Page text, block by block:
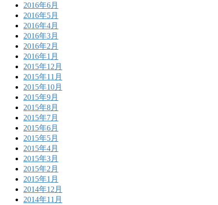
2016年6月
2016年5月
2016年4月
2016年3月
2016年2月
2016年1月
2015年12月
2015年11月
2015年10月
2015年9月
2015年8月
2015年7月
2015年6月
2015年5月
2015年4月
2015年3月
2015年2月
2015年1月
2014年12月
2014年11月